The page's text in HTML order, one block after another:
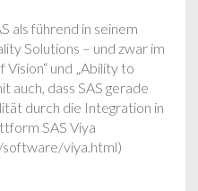
als führend in seinem
Solutions – und zwar im
und „Ability to
auch, dass SAS gerade
durch die Integration in
SAS Viya
viya.html)